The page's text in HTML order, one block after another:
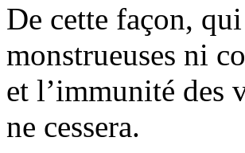
De cette façon,
monstrueuses ni
et l’immunité des
ne cessera.